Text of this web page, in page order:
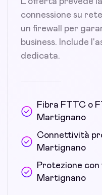
connessione su
un firewall per
business. Include
dedicata.
Fibra FTTC o
Martignano
Connettività
Martignano
Protezione con
Martignano